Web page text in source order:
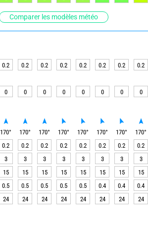
Comparer les modèles météo
0.2 0.2 0.2 0.2 0.2 0.2 0.2 0.2
0 0 0 0 0 0 0 0
170° 170° 170° 170° 170° 170° 170° 170°
0.2 0.2 0.2 0.2 0.2 0.2 0.2 0.2
3 3 3 3 3 3 3 3
15 15 15 15 15 15 15 15
0.5 0.5 0.5 0.5 0.5 0.4 0.4 0.4
24 24 24 24 24 24 24 24